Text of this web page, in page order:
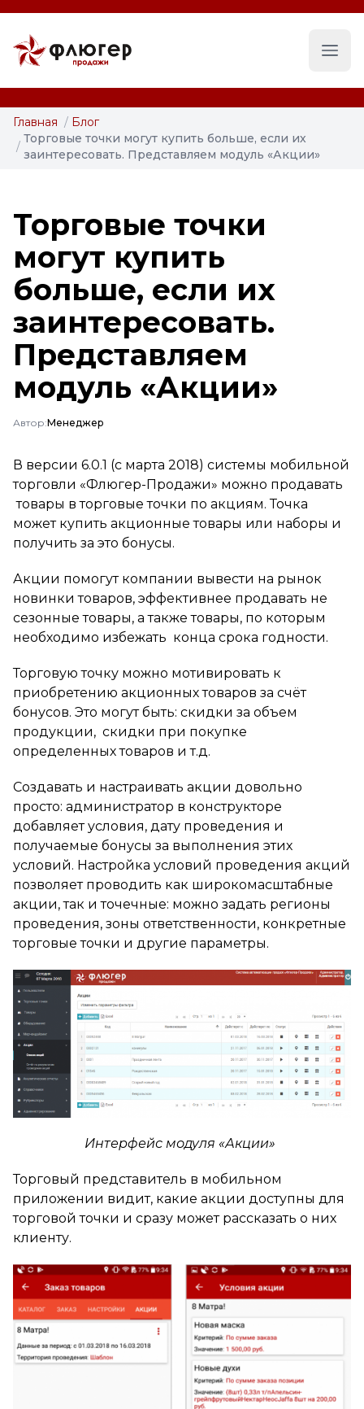
Главная / Блог
/
Торговые точки могут купить больше, если их
заинтересовать. Представляем модуль «Акции»
Торговые точки
могут купить
больше, если их
заинтересовать.
Представляем
модуль «Акции»
Автор:Менеджер
В версии 6.0.1 (с марта 2018) системы мобильной
торговли «Флюгер-Продажи» можно продавать
товары в торговые точки по акциям. Точка
может купить акционные товары или наборы и
получить за это бонусы.
Акции помогут компании вывести на рынок
новинки товаров, эффективнее продавать не
сезонные товары, а также товары, по которым
необходимо избежать конца срока годности.
Торговую точку можно мотивировать к
приобретению акционных товаров за счёт
бонусов. Это могут быть: скидки за объем
продукции, скидки при покупке
определенных товаров и т.д.
Создавать и настраивать акции довольно
просто: администратор в конструкторе
добавляет условия, дату проведения и
получаемые бонусы за выполнения этих
условий. Настройка условий проведения акций
позволяет проводить как широкомасштабные
акции, так и точечные: можно задать регионы
проведения, зоны ответственности, конкретные
торговые точки и другие параметры.
Интерфейс модуля «Акции»
Торговый представитель в мобильном
приложении видит, какие акции доступны для
торговой точки и сразу может рассказать о них
клиенту.